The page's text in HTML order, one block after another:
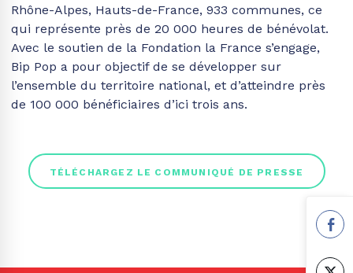
Rhône-Alpes, Hauts-de-France, 933 communes, ce
qui représente près de 20 000 heures de bénévolat.
Avec le soutien de la Fondation la France s’engage,
Bip Pop a pour objectif de se développer sur
l’ensemble du territoire national, et d’atteindre près
de 100 000 bénéficiaires d’ici trois ans.
TÉLÉCHARGEZ LE COMMUNIQUÉ DE PRESSE